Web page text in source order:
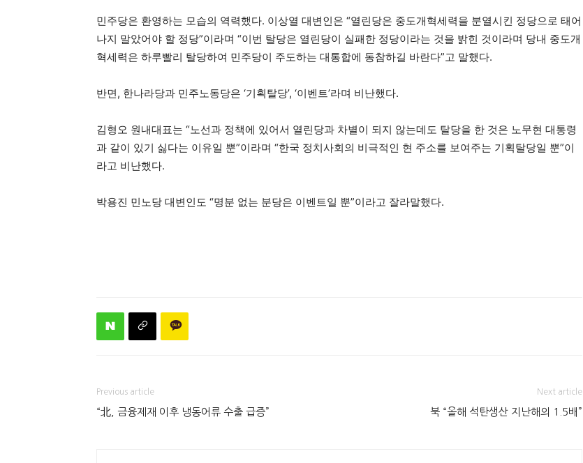
민주당은 환영하는 모습의 역력했다. 이상열 대변인은 “열린당은 중도개혁세력을 분열시킨 정당으로 태어
나지 말았어야 할 정당”이라며 “이번 탈당은 열린당이 실패한 정당이라는 것을 밝힌 것이라며 당내 중도개
혁세력은 하루빨리 탈당하여 민주당이 주도하는 대통합에 동참하길 바란다”고 말했다.
반면, 한나라당과 민주노동당은 ‘기획탈당’, ‘이벤트’라며 비난했다.
김형오 원내대표는 “노선과 정책에 있어서 열린당과 차별이 되지 않는데도 탈당을 한 것은 노무현 대통령
과 같이 있기 싫다는 이유일 뿐”이라며 “한국 정치사회의 비극적인 현 주소를 보여주는 기획탈당일 뿐”이
라고 비난했다.
박용진 민노당 대변인도 “명분 없는 분당은 이벤트일 뿐”이라고 잘라말했다.
Previous article
“北, 금융제재 이후 냉동어류 수출 급증”
Next article
북 “올해 석탄생산 지난해의 1.5배”